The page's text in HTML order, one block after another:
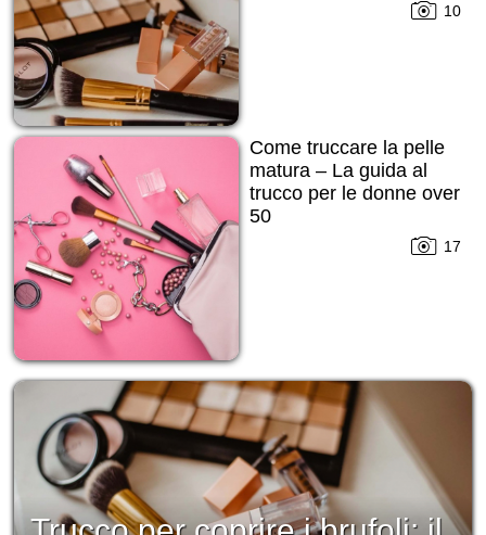
10
Come truccare la pelle
matura – La guida al
trucco per le donne over
50
17